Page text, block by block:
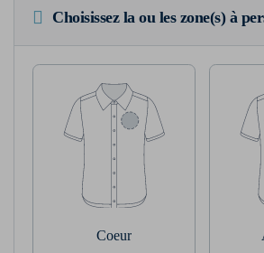
Choisissez la ou les zone(s) à
Coeur